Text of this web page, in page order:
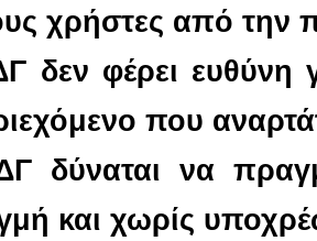
χρήστες από την
δεν φέρει ευθύνη
που
δύναται να
και χωρίς